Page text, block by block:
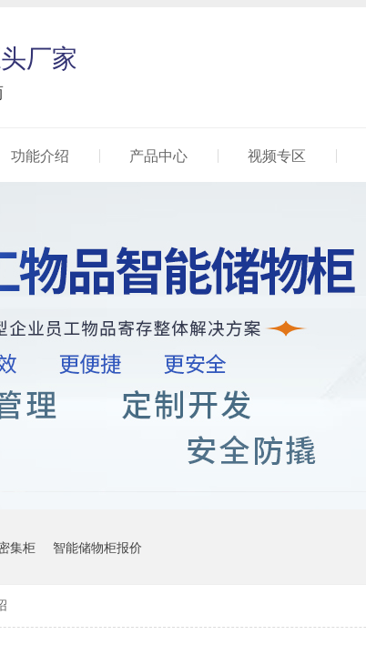
厂家
功能介绍 产品中心 视频专区
集柜 智能储物柜报价